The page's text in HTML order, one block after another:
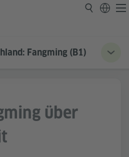
Fangming (B1)
über